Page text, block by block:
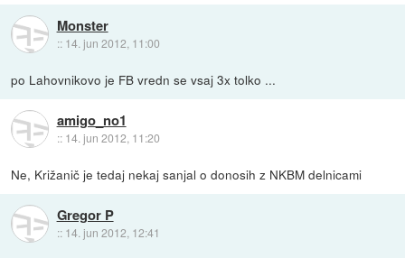
Monster
:: 14. jun 2012, 11:00
po Lahovnikovo je FB vredn se vsaj 3x tolko ...
amigo_no1
:: 14. jun 2012, 11:20
Ne, Križanič je tedaj nekaj sanjal o donosih z NKBM delnicami
Gregor P
:: 14. jun 2012, 12:41